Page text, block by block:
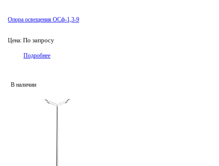
Опора освещения ОСф-1,3-9
Цена: По запросу
Подробнее
В наличии